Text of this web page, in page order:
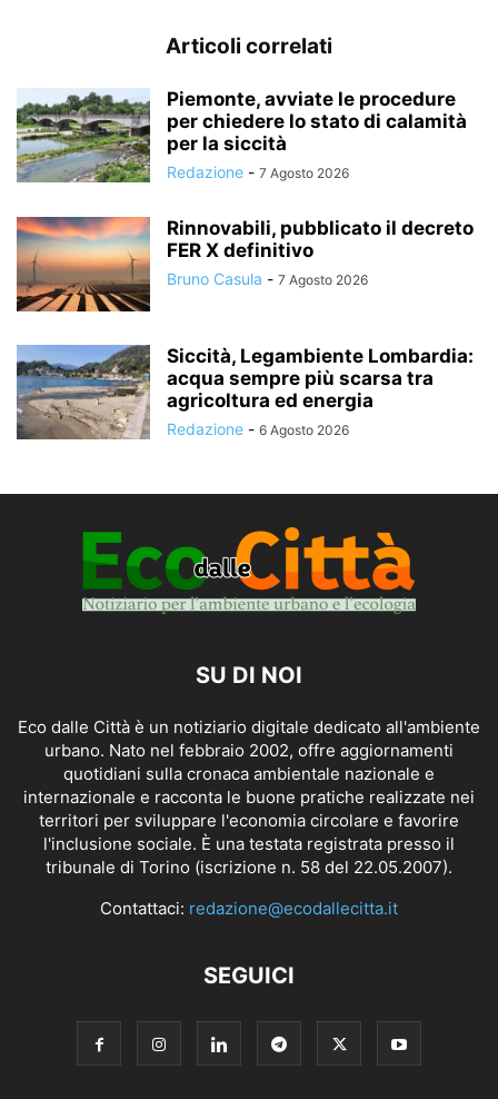
Articoli correlati
Piemonte, avviate le procedure
per chiedere lo stato di calamità
per la siccità
Redazione - 7 Agosto 2026
Rinnovabili, pubblicato il decreto
FER X definitivo
Bruno Casula - 7 Agosto 2026
Siccità, Legambiente Lombardia:
acqua sempre più scarsa tra
agricoltura ed energia
Redazione - 6 Agosto 2026
SU DI NOI
Eco dalle Città è un notiziario digitale dedicato all'ambiente
urbano. Nato nel febbraio 2002, offre aggiornamenti
quotidiani sulla cronaca ambientale nazionale e
internazionale e racconta le buone pratiche realizzate nei
territori per sviluppare l'economia circolare e favorire
l'inclusione sociale. È una testata registrata presso il
tribunale di Torino (iscrizione n. 58 del 22.05.2007).
Contattaci: redazione@ecodallecitta.it
SEGUICI